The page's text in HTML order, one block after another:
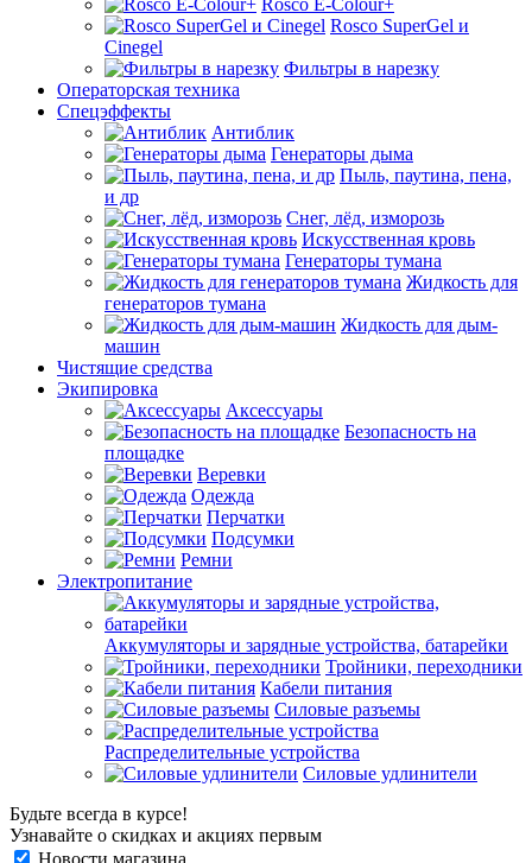
Rosco E-Colour+
Rosco SuperGel и
Cinegel
Фильтры в нарезку
Операторская техника
Спецэффекты
Антиблик
Генераторы дыма
Пыль, паутина, пена,
и др
Снег, лёд, изморозь
Искусственная кровь
Генераторы тумана
Жидкость для
генераторов тумана
Жидкость для дым-
машин
Чистящие средства
Экипировка
Аксессуары
Безопасность на
площадке
Веревки
Одежда
Перчатки
Подсумки
Ремни
Электропитание
Аккумуляторы и зарядные устройства, батарейки
Тройники, переходники
Кабели питания
Силовые разъемы
Распределительные устройства
Силовые удлинители
Будьте всегда в курсе!
Узнавайте о скидках и акциях первым
Новости магазина